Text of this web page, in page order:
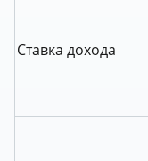
Cтавка дохода